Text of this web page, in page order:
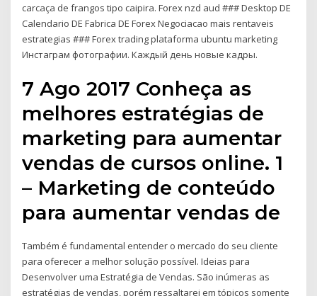
carcaça de frangos tipo caipira. Forex nzd aud ### Desktop DE
Calendario DE Fabrica DE Forex Negociacao mais rentaveis
estrategias ### Forex trading plataforma ubuntu marketing
Инстаграм фотографии. Каждый день новые кадры.
7 Ago 2017 Conheça as
melhores estratégias de
marketing para aumentar
vendas de cursos online. 1
– Marketing de conteúdo
para aumentar vendas de
Também é fundamental entender o mercado do seu cliente
para oferecer a melhor solução possível. Ideias para
Desenvolver uma Estratégia de Vendas. São inúmeras as
estratégias de vendas, porém ressaltarei em tópicos somente